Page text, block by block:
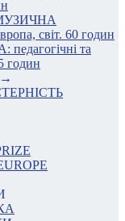
світ. 60 годин
та
годин